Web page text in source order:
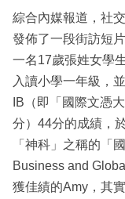
綜合內媒報道，社
發佈了一段街訪短
一名17歲張姓女學
入讀小學一年級，
IB（即「國際文憑
分）44分的成績，
「神科」之稱的「
Business and
獲佳績的Amy，其